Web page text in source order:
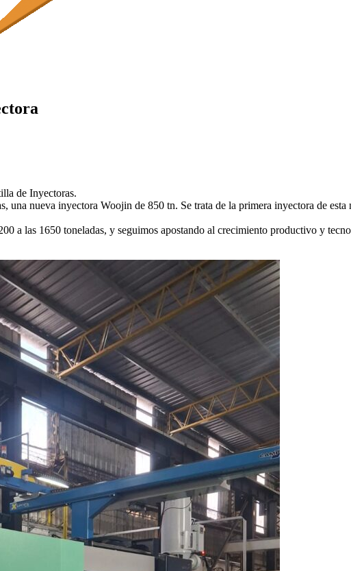
de Inyectoras.
una nueva inyectora Woojin de 850 tn. Se trata de la primera inyectora de
a las 1650 toneladas, y seguimos apostando al crecimiento productivo y